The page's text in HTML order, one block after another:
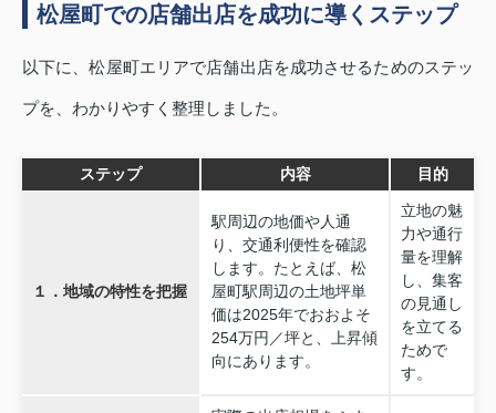
松屋町での店舗出店を成功に導くステップ
以下に、松屋町エリアで店舗出店を成功させるためのステッ
プを、わかりやすく整理しました。
ステップ 内容 目的
１．地域の特性を把握
駅周辺の地価や人通
り、交通利便性を確認
します。たとえば、松
屋町駅周辺の土地坪単
価は2025年でおおよそ
254万円／坪と、上昇傾
向にあります。
立地の魅
力や通行
量を理解
し、集客
の見通し
を立てる
ためで
す。